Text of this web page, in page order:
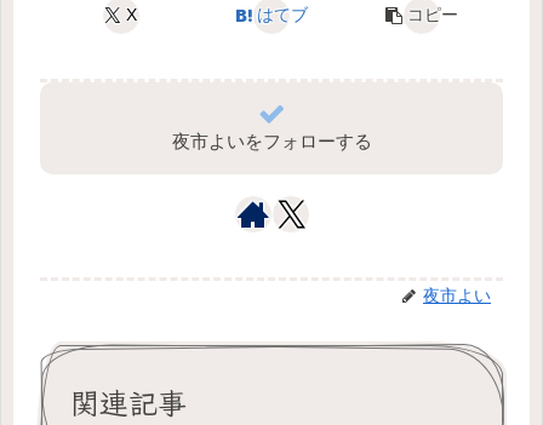
X はてブ コピー
夜市よいをフォローする
夜市よい
関連記事